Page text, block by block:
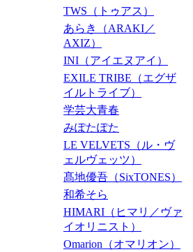
TWS（トゥアス）
あらき（ARAKI／
AXIZ）
INI（アイエヌアイ）
EXILE TRIBE（エグザ
イルトライブ）
学芸大青春
みぽたぽた
LE VELVETS（ル・ヴ
ェルヴェッツ）
髙地優吾（SixTONES）
和希そら
HIMARI（ヒマリ／ヴァ
イオリニスト）
Omarion（オマリオン）